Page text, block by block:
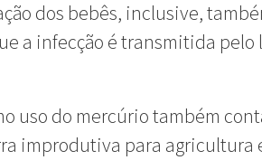
dos bebês, inclusive,
a infecção é transmitida
uso do mercúrio também
improdutiva para agricultura